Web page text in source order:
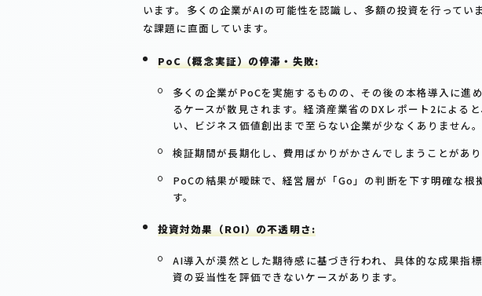
います。多くの企業がAIの可能性を認識し、多額の投資を行ってい
な課題に直面しています。
PoC（概念実証）の停滞・失敗:
多くの企業がPoCを実施するものの、その後の本格導入に進
るケースが散見されます。経済産業省のDXレポート2による
い、ビジネス価値創出まで至らない企業が少なくありません。
検証期間が長期化し、費用ばかりがかさんでしまうことがあり
PoCの結果が曖昧で、経営層が「Go」の判断を下す明確な根
す。
投資対効果（ROI）の不透明さ:
AI導入が漠然とした期待感に基づき行われ、具体的な成果指
資の妥当性を評価できないケースがあります。